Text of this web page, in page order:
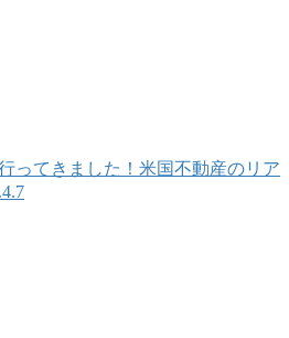
ってきました！米国不動産のリア